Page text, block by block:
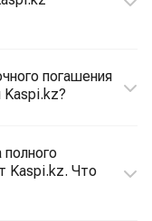
погашения
Kaspi.kz?
Kaspi.kz. Что